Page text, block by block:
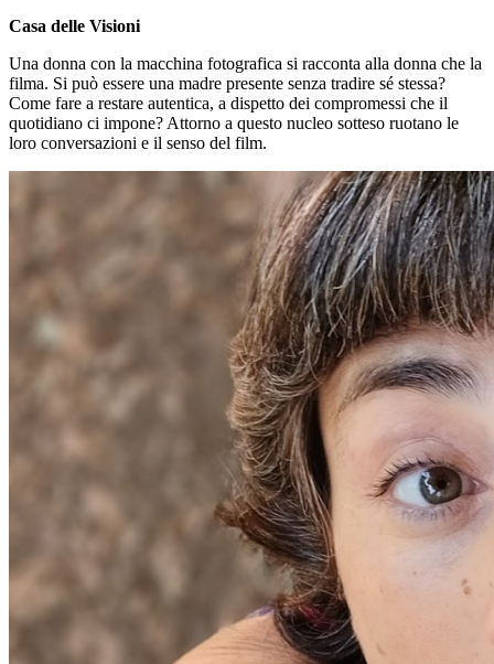
Casa delle Visioni
Una donna con la macchina fotografica si racconta alla donna che la
filma. Si può essere una madre presente senza tradire sé stessa?
Come fare a restare autentica, a dispetto dei compromessi che il
quotidiano ci impone? Attorno a questo nucleo sotteso ruotano le
loro conversazioni e il senso del film.